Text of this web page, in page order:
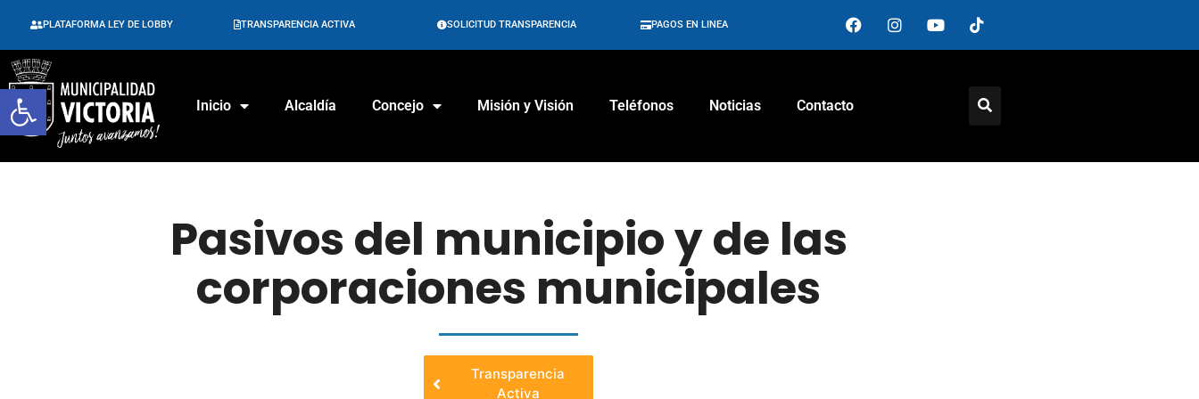
Abrir barra de herramientas
PLATAFORMA LEY DE LOBBY TRANSPARENCIA ACTIVA SOLICITUD TRANSPARENCIA PAGOS EN LINEA
Inicio Alcaldía Concejo Misión y Visión Teléfonos Noticias Contacto
Pasivos del municipio y de las
corporaciones municipales
Transparencia
Activa